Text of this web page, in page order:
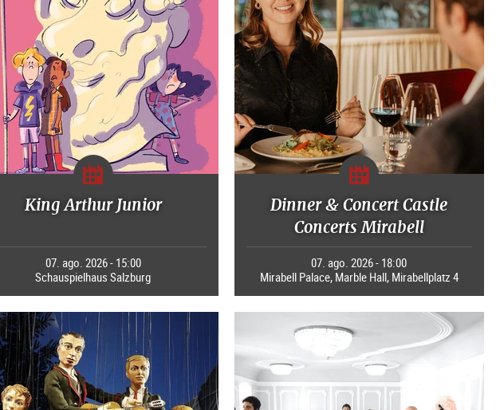
King Arthur Junior
07. ago. 2026 - 15:00
Schauspielhaus Salzburg
Dinner & Concert Castle
Concerts Mirabell
07. ago. 2026 - 18:00
Mirabell Palace, Marble Hall, Mirabellplatz 4